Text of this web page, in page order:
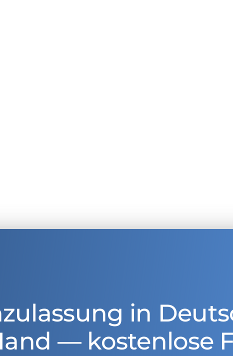
in
— kostenlose